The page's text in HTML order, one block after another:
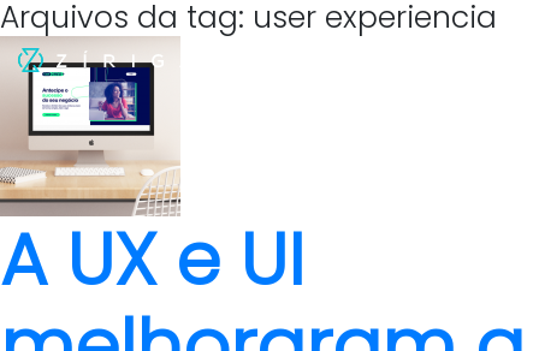
Arquivos da tag: user experiencia
A UX e UI